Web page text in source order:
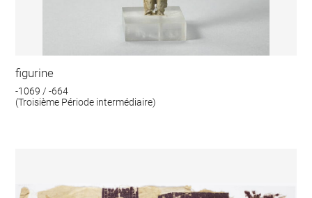
figurine
-1069 / -664
(Troisième Période intermédiaire)